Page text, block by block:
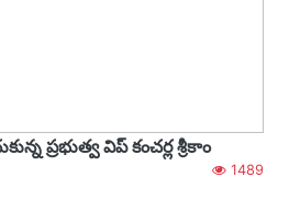
ప్రభుత్వ విప్ కంచర్ల శ్రీకాం
1489